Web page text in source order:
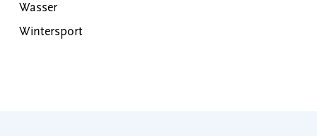
Wasser
Wintersport